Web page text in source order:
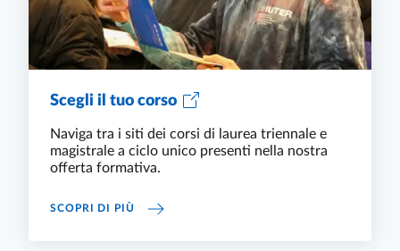
Scegli il tuo corso
Naviga tra i siti dei corsi di laurea triennale e
magistrale a ciclo unico presenti nella nostra
offerta formativa.
SCOPRI DI PIÙ SCEGLI IL TUO CORSO